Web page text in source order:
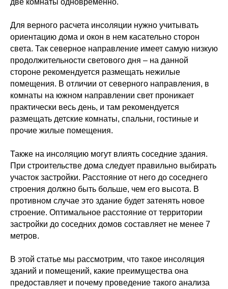
две комнаты одновременно.
Для верного расчета инсоляции нужно учитывать
ориентацию дома и окон в нем касательно сторон
света. Так северное направление имеет самую низкую
продолжительности светового дня – на данной
стороне рекомендуется размещать нежилые
помещения. В отличии от северного направления, в
комнаты на южном направлении свет проникает
практически весь день, и там рекомендуется
размещать детские комнаты, спальни, гостиные и
прочие жилые помещения.
Также на инсоляцию могут влиять соседние здания.
При строительстве дома следует правильно выбирать
участок застройки. Расстояние от него до соседнего
строения должно быть больше, чем его высота. В
противном случае это здание будет затенять новое
строение. Оптимальное расстояние от территории
застройки до соседних домов составляет не менее 7
метров.
В этой статье мы рассмотрим, что такое инсоляция
зданий и помещений, какие преимущества она
предоставляет и почему проведение такого анализа